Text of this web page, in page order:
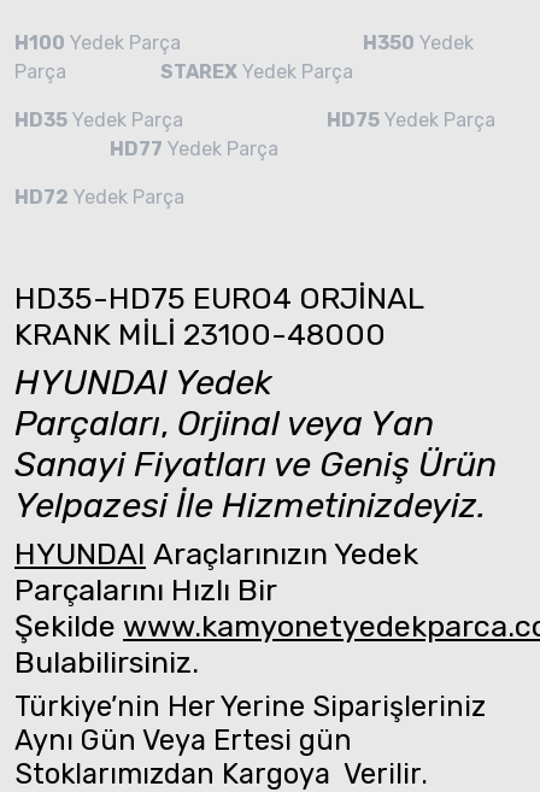
H100 Yedek Parça H350 Yedek
Parça STAREX Yedek Parça
HD35 Yedek Parça HD75 Yedek Parça
HD77 Yedek Parça
HD72 Yedek Parça
HD35-HD75 EURO4 ORJİNAL
KRANK MİLİ 23100-48000
HYUNDAI Yedek
Parçaları, Orjinal veya Yan
Sanayi Fiyatları ve Geniş Ürün
Yelpazesi İle Hizmetinizdeyiz.
HYUNDAI Araçlarınızın Yedek
Parçalarını Hızlı Bir
Şekilde
Bulabilirsiniz.
Türkiye’nin Her Yerine Siparişleriniz
Aynı Gün Veya Ertesi gün
Stoklarımızdan Kargoya Verilir.